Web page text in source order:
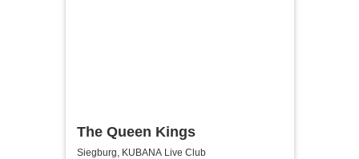
The Queen Kings
Siegburg, KUBANA Live Club